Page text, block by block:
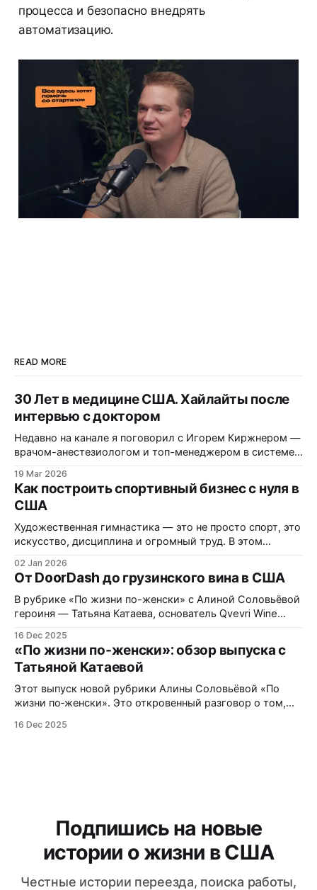
процесса и безопасно внедрять
автоматизацию.
READ MORE
30 Лет в медицине США. Хайлайты после
интервью с доктором
Недавно на канале я поговорил с Игорем Киржнером —
врачом-анестезиологом и топ-менеджером в системе
американских госпиталей, управляет медицинскими
командами и участвует в оптимизации процессов в
десятках больниц по всей стране. Мы поговорили о
том, как на самом деле работает медицина в США.
19 Mar 2026
Как построить спортивный бизнес с нуля в
США
Художественная гимнастика — это не просто спорт, это
искусство, дисциплина и огромный труд. В этом
основательницы клуба «Champion Rhythmics» в Сан-
Диего, и узнаем, как превратить спортивное прошлое в
успешный бизнес в США. Шаг 1 Получите
профессиональное образование Фундамент успеха
02 Jan 2026
От DoorDash до грузинского вина в США
В рубрике «По жизни по-женски» с Алиной Соловьёвой
героиня — Татьяна Катаева, основатель Qvevri Wine
Johnson — делится своим путём: переездом в США,
стартом семейного бизнеса по импорту грузинского
вина, решением трудностей миграции и честным
разговором о поиске нового направления в жизни.
16 Dec 2025
«По жизни по‑женски»: обзор выпуска с
Татьяной Катаевой
Этот выпуск новой рубрики Алины Соловьёвой «По
жизни по‑женски». Это откровенный разговор о том,
бизнес в другой стране. Гостья — Татьяна Катаева,
16 Dec 2025
Подпишись на новые
истории о жизни в США
Честные истории переезда, поиска работы,